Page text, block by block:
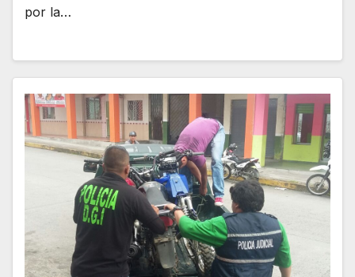
por la…